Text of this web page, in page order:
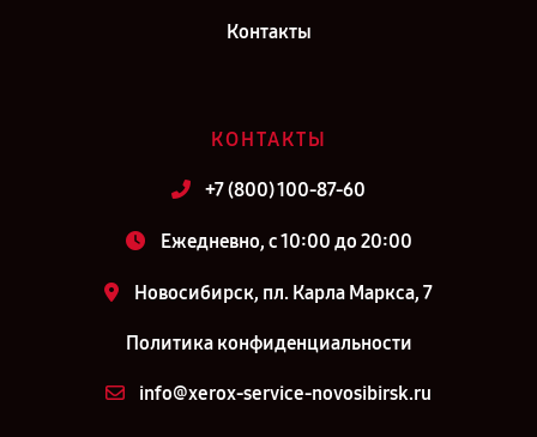
Контакты
КОНТАКТЫ
+7 (800) 100-87-60
Ежедневно, с 10:00 до 20:00
Новосибирск, пл. Карла Маркса, 7
Политика конфиденциальности
info@xerox-service-novosibirsk.ru